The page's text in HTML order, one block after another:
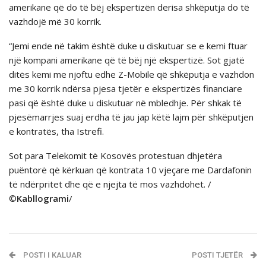
amerikane që do të bëj ekspertizën derisa shkëputja do të
vazhdojë më 30 korrik.
“Jemi ende në takim është duke u diskutuar se e kemi ftuar
një kompani amerikane që të bëj një ekspertizë. Sot gjatë
ditës kemi me njoftu edhe Z-Mobile që shkëputja e vazhdon
me 30 korrik ndërsa pjesa tjetër e ekspertizës financiare
pasi që është duke u diskutuar në mbledhje. Për shkak të
pjesëmarrjes suaj erdha të jau jap këtë lajm për shkëputjen
e kontratës, tha Istrefi.
Sot para Telekomit të Kosovës protestuan dhjetëra
puëntorë që kërkuan që kontrata 10 vjeçare me Dardafonin
të ndërpritet dhe që e njejta të mos vazhdohet. /
©Kabllogrami/
POSTI I KALUAR POSTI TJETËR